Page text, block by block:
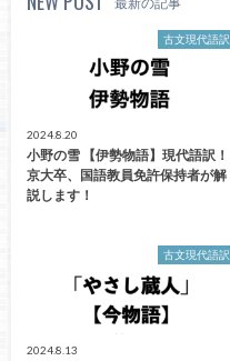
古文現代語訳
2024.8.20
小野の雪 【伊勢物語】現代語訳！
京大卒、国語教員免許保持者が解
説します！
古文現代語訳
2024.8.13